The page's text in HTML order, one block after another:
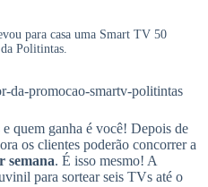
para casa uma Smart TV 50
Politintas.
e quem ganha é você! Depois de
os clientes poderão concorrer a
semana. É isso mesmo! A
para sortear seis TVs até o